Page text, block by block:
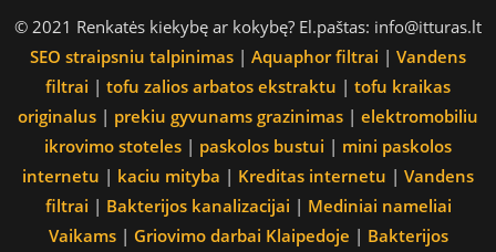
© 2021 Renkatės kiekybę ar kokybę? El.paštas: info@itturas.lt
SEO straipsniu talpinimas | Aquaphor filtrai | Vandens
filtrai | tofu zalios arbatos ekstraktu | tofu kraikas
originalus | prekiu gyvunams grazinimas | elektromobiliu
ikrovimo stoteles | paskolos bustui | mini paskolos
internetu | kaciu mityba | Kreditas internetu | Vandens
filtrai | Bakterijos kanalizacijai | Mediniai nameliai
Vaikams| Griovimo darbai Klaipedoje | Bakterijos